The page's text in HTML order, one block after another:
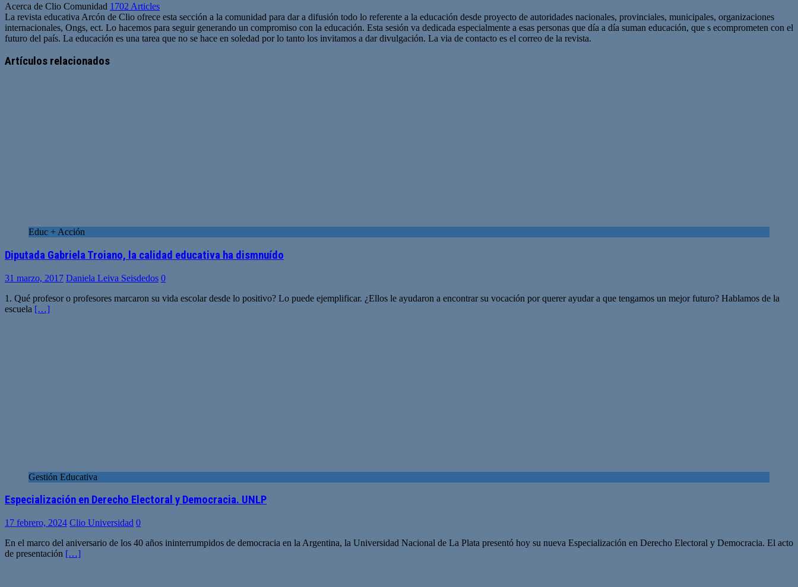
Acerca de Clio Comunidad 1702 Articles
La revista educativa Arcón de Clio ofrece esta sección a la comunidad para dar a difusión todo lo referente a la educación desde proyecto de autoridades nacionales, provinciales, municipales, organizaciones
internacionales, Ongs, ect. Lo hacemos para seguir generando un compromiso con la educación. Esta sesión va dedicada especialmente a esas personas que día a día suman educación, que s ecomprometen con el
futuro del país. La educación es una tarea que no se hace en soledad por lo tanto los invitamos a dar divulgación. La via de contacto es el correo de la revista.
web
Artículos relacionados
Educ + Acción
Diputada Gabriela Troiano, la calidad educativa ha dismnuído
31 marzo, 2017 Daniela Leiva Seisdedos 0
1. Qué profesor o profesores marcaron su vida escolar desde lo positivo? Lo puede ejemplificar. ¿Ellos le ayudaron a encontrar su vocación por querer ayudar a que tengamos un mejor futuro? Hablamos de la
escuela […]
Gestión Educativa
Especialización en Derecho Electoral y Democracia. UNLP
17 febrero, 2024 Clio Universidad 0
En el marco del aniversario de los 40 años ininterrumpidos de democracia en la Argentina, la Universidad Nacional de La Plata presentó hoy su nueva Especialización en Derecho Electoral y Democracia. El acto
de presentación […]